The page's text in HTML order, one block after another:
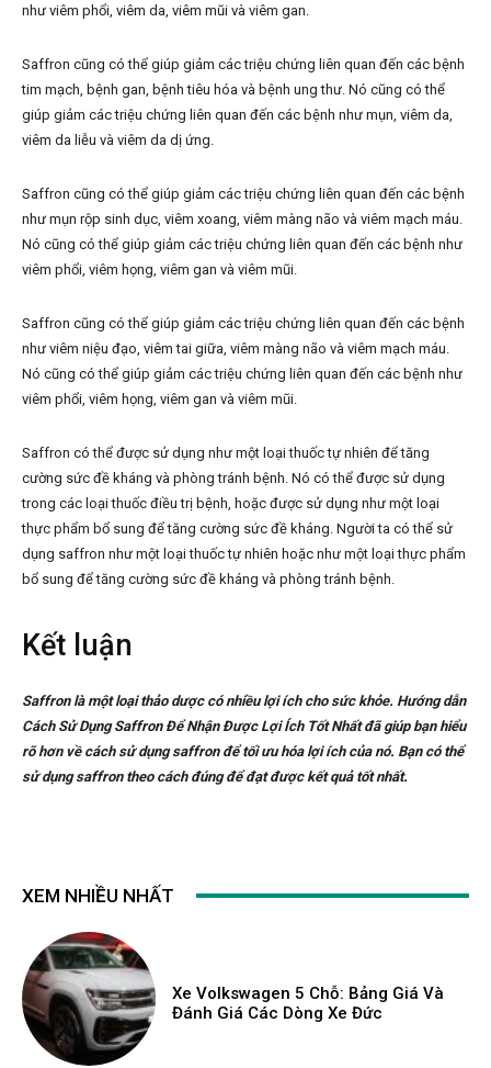
như viêm phổi, viêm da, viêm mũi và viêm gan.
Saffron cũng có thể giúp giảm các triệu chứng liên quan đến các bệnh
tim mạch, bệnh gan, bệnh tiêu hóa và bệnh ung thư. Nó cũng có thể
giúp giảm các triệu chứng liên quan đến các bệnh như mụn, viêm da,
viêm da liễu và viêm da dị ứng.
Saffron cũng có thể giúp giảm các triệu chứng liên quan đến các bệnh
như mụn rộp sinh dục, viêm xoang, viêm màng não và viêm mạch máu.
Nó cũng có thể giúp giảm các triệu chứng liên quan đến các bệnh như
viêm phổi, viêm họng, viêm gan và viêm mũi.
Saffron cũng có thể giúp giảm các triệu chứng liên quan đến các bệnh
như viêm niệu đạo, viêm tai giữa, viêm màng não và viêm mạch máu.
Nó cũng có thể giúp giảm các triệu chứng liên quan đến các bệnh như
viêm phổi, viêm họng, viêm gan và viêm mũi.
Saffron có thể được sử dụng như một loại thuốc tự nhiên để tăng
cường sức đề kháng và phòng tránh bệnh. Nó có thể được sử dụng
trong các loại thuốc điều trị bệnh, hoặc được sử dụng như một loại
thực phẩm bổ sung để tăng cường sức đề kháng. Người ta có thể sử
dụng saffron như một loại thuốc tự nhiên hoặc như một loại thực phẩm
bổ sung để tăng cường sức đề kháng và phòng tránh bệnh.
Kết luận
Saffron là một loại thảo dược có nhiều lợi ích cho sức khỏe. Hướng dẫn
Cách Sử Dụng Saffron Để Nhận Được Lợi Ích Tốt Nhất đã giúp bạn hiểu
rõ hơn về cách sử dụng saffron để tối ưu hóa lợi ích của nó. Bạn có thể
sử dụng saffron theo cách đúng để đạt được kết quả tốt nhất.
XEM NHIỀU NHẤT
Xe Volkswagen 5 Chỗ: Bảng Giá Và
Đánh Giá Các Dòng Xe Đức